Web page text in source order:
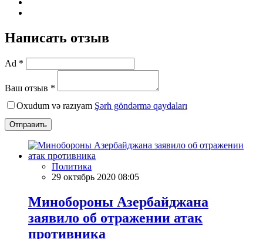
Написать отзыв
Ad *
Ваш отзыв *
Oxudum və razıyam Şərh göndərmə qaydaları
Отправить
Политика
29 октябрь 2020 08:05
Минобороны Азербайджана
заявило об отражении атак
противника